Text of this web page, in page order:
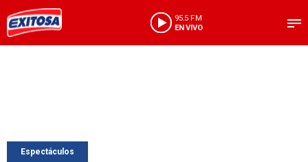
95.5 FM
EN VIVO
Espectáculos